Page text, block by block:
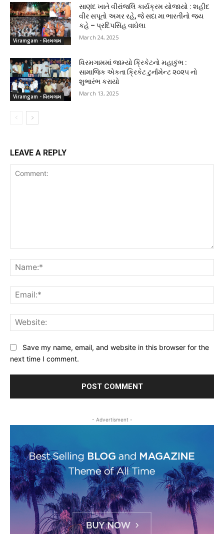
Viramgam - વિરમગામ
સાણંદ ખાતે વીરાંજલિ કાર્યક્રમ યોજાયો : શહીદ
વીર સપૂતો અમર રહે, જે સદા મા ભારતીનો જય
કહે – પ્રદિપસિંહ વાઘેલા
March 24, 2025
Viramgam - વિરમગામ
વિરમગામમાં જામ્યો ક્રિકેટનો મહાકુંભ :
સામાજિક એકતા ક્રિકેટ ટુર્નામેન્ટ ૨૦૨૫ નો
શુભારંભ કરાયો
March 13, 2025
LEAVE A REPLY
Save my name, email, and website in this browser for the
next time I comment.
- Advertisment -